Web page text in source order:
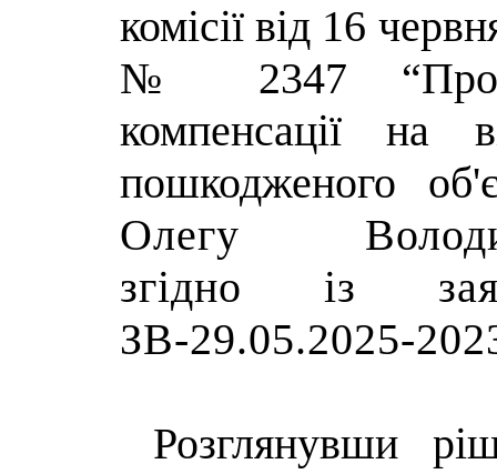
комісії від 16
№ 2347 “Про
компенсації на
пошкодженого
Олегу
згідно із
ЗВ-29.05.2025-
Розглянувши